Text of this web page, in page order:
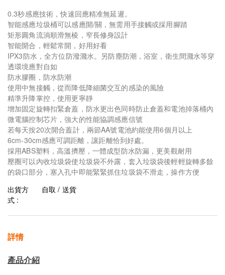
0.3秒感應技術，快速回應精准無延遲。
智能感應垃圾桶可以感應開/關，無需用手接觸或採用腳踏
矩形圓角流淌順滑無棱，窄長修身設計
智能開合，輕鬆常開，好用好看
IPX3防水，全方位防潑濺水。另防塵防潮，浴室，衛生間濺水等穿
透環境應對自如
防水膠圈，防水防潮
使用中無接觸，從而降低降細菌交互的感染的風險
精準升降掌控，使用更寧靜
增加固定旋轉扣緊倉蓋，防水更出色同時防止倉蓋和電池掉落桶內
微電腦控制芯片，強大的性能協調感應信號
若每天按20次開合蓋計，兩節AA號電池約能使用6個月以上
6cm-30cm感應可調距離，讓距離恰到好處。
採用ABS塑料，高溫擠壓，一體成型防水防漏，更美觀耐用
壓圈可以內收垃圾袋使垃圾袋不外露，套入垃圾袋後輕輕旋轉多餘
的袋口部分，塞入孔中即能緊緊抓住垃圾袋不滑走，操作方便
出貨方
式 :
自取 / 送貨
詳情
產品介紹